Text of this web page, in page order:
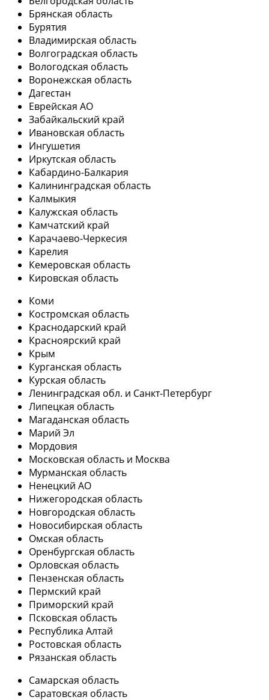
Брянская область
Бурятия
Владимирская область
Волгоградская область
Вологодская область
Воронежская область
Дагестан
Еврейская АО
Забайкальский край
Ивановская область
Ингушетия
Иркутская область
Кабардино-Балкария
Калининградская область
Калмыкия
Калужская область
Камчатский край
Карачаево-Черкесия
Карелия
Кемеровская область
Кировская область
Коми
Костромская область
Краснодарский край
Красноярский край
Крым
Курганская область
Курская область
Ленинградская обл. и Санкт-Петербург
Липецкая область
Магаданская область
Марий Эл
Мордовия
Московская область и Москва
Мурманская область
Ненецкий АО
Нижегородская область
Новгородская область
Новосибирская область
Омская область
Оренбургская область
Орловская область
Пензенская область
Пермский край
Приморский край
Псковская область
Республика Алтай
Ростовская область
Рязанская область
Самарская область
Саратовская область